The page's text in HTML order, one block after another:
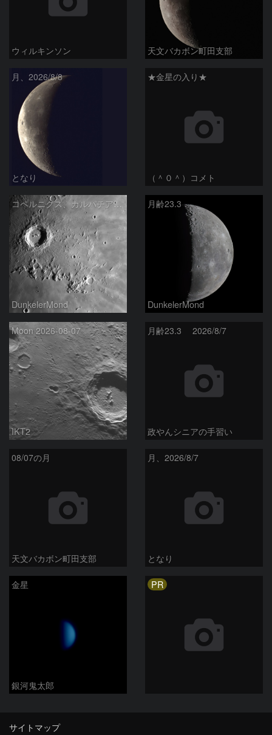
ウィルキンソン 天文バカボン町田支部
月、2026/8/8
となり
★金星の入り★
（＾０＾）コメト
コペルニクス、カルパチア山脈付近
DunkelerMond
月齢23.3
DunkelerMond
Moon 2026-08-07
IKT2
月齢23.3 2026/8/7
政やんシニアの手習い
08/07の月
天文バカボン町田支部
月、2026/8/7
となり
金星
銀河鬼太郎
PR
サイトマップ